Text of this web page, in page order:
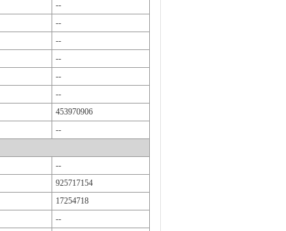
--
--
--
--
--
--
453970906
--
--
925717154
17254718
--